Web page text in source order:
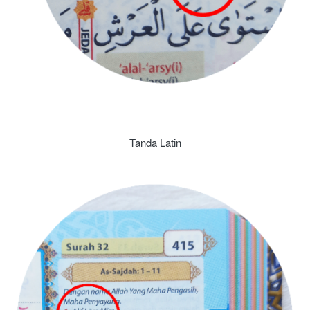
Tanda Latin